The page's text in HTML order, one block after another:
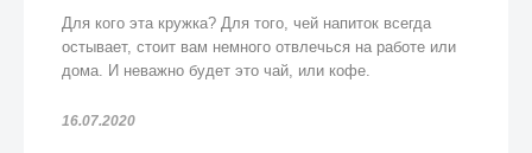
Для кого эта кружка? Для того, чей напиток всегда
остывает, стоит вам немного отвлечься на работе или
дома. И неважно будет это чай, или кофе.
16.07.2020